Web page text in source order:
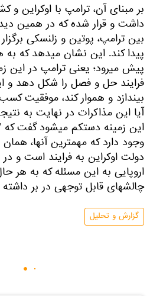
بر مبنای آن، ترامپ با اوکراین و
داشت و قرار شده که در همین
بین ترامپ، پوتین و زلنسکی
پیدا کند. این نشان میدهد که به
پیش میرود؛ یعنی ترامپ در این
فرایند حل و فصل را شکل دهد و
بیندازد و هموار کند، موفقیت کسب
آیا این مذاکرات در نهایت به
این زمینه دستکم میشود گفت
وجود دارد که مهمترین آنها،
دولت اوکراین به فرایند است و
اروپایی به این مسئله که به هر
چالشهای قابل توجهی در بر
گزارش و تحلیل